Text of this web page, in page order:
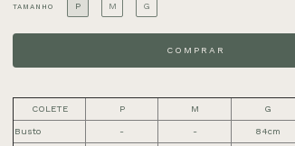
TAMANHO P M G
COLETE P M G
Busto - - 84cm